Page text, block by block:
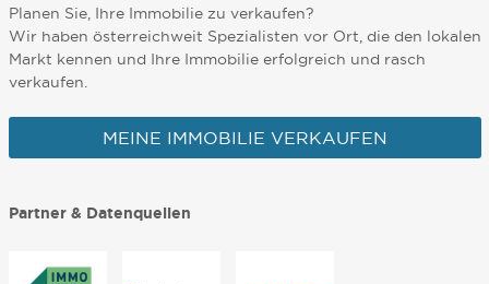
Planen Sie, Ihre Immobilie zu verkaufen?
Wir haben österreichweit Spezialisten vor Ort, die den lokalen
Markt kennen und Ihre Immobilie erfolgreich und rasch
verkaufen.
MEINE IMMOBILIE VERKAUFEN
Partner & Datenquellen